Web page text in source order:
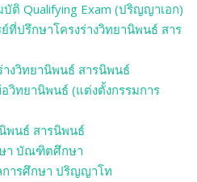
ติ Qualifying Exam (ปริญญาเอก)
ที่ปรึกษาโครงร่างวิทยานิพนธ์ สาร
างวิทยานิพนธ์ สารนิพนธ์
วิทยานิพนธ์ (แต่งตั้งกรรมการ
พนธ์ สารนิพนธ์
า บัณฑิตศึกษา
ารศึกษา ปริญญาโท